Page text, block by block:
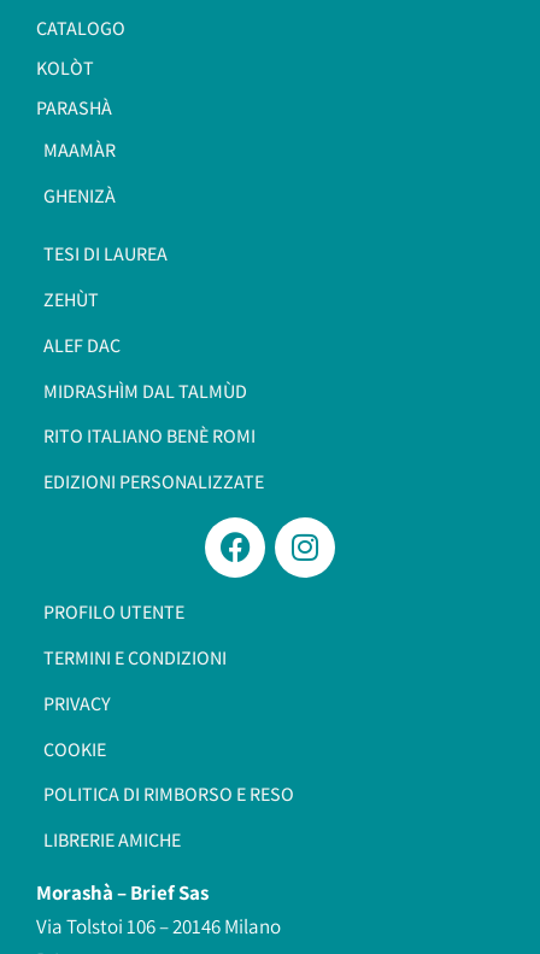
CATALOGO
KOLÒT
PARASHÀ
MAAMÀR
GHENIZÀ
TESI DI LAUREA
ZEHÙT
ALEF DAC
MIDRASHÌM DAL TALMÙD
RITO ITALIANO BENÈ ROMI​
EDIZIONI PERSONALIZZATE
PROFILO UTENTE
TERMINI E CONDIZIONI
PRIVACY
COOKIE
POLITICA DI RIMBORSO E RESO
LIBRERIE AMICHE
Morashà –Brief Sas
Via Tolstoi 106 – 20146 Milano